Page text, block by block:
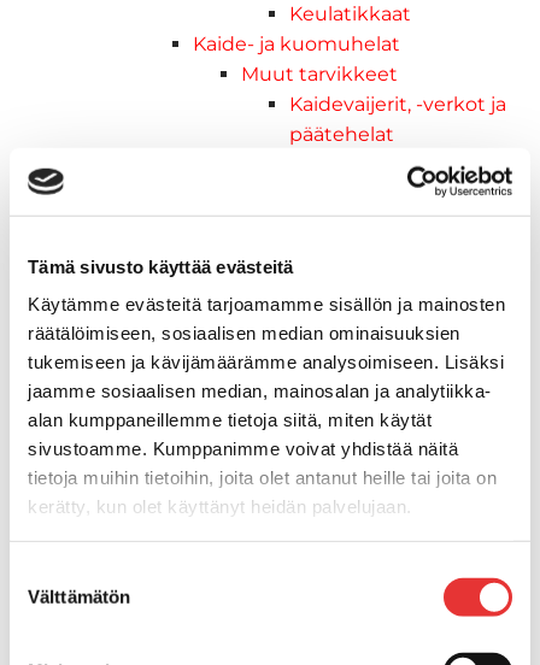
Tämä sivusto käyttää evästeitä
Käytämme evästeitä tarjoamamme sisällön ja mainosten
räätälöimiseen, sosiaalisen median ominaisuuksien
tukemiseen ja kävijämäärämme analysoimiseen. Lisäksi
jaamme sosiaalisen median, mainosalan ja analytiikka-
alan kumppaneillemme tietoja siitä, miten käytät
sivustoamme. Kumppanimme voivat yhdistää näitä
tietoja muihin tietoihin, joita olet antanut heille tai joita on
kerätty, kun olet käyttänyt heidän palvelujaan.
valinta
Välttämätön
Keulatikkaat
Kaide- ja kuomuhelat
Muut tarvikkeet
Kaidevaijerit, -verkot ja
päätehelat
Keulatikkaat, -tasot ja
Keulakaiteet ja
Luukut, hyttysverkot ja
rullaverhot
Kansiluukut
Hyttysverkot
Verhot
Venetikkaat
Uimatikkaat